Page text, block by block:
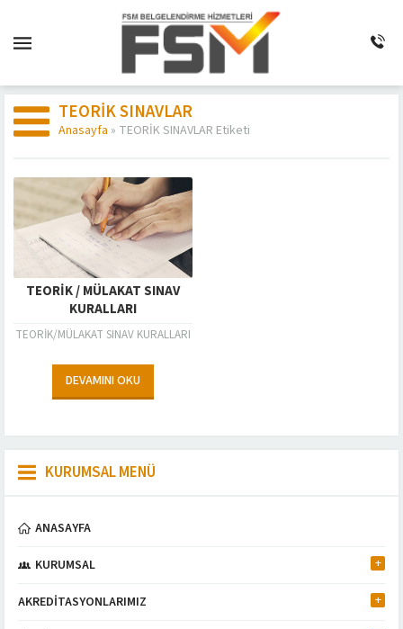
TEORİK SINAVLAR
Anasayfa » TEORİK SINAVLAR Etiketi
TEORİK / MÜLAKAT SINAV
KURALLARI
TEORİK/MÜLAKAT SINAV KURALLARI
DEVAMINI OKU
KURUMSAL MENÜ
ANASAYFA
KURUMSAL
AKREDİTASYONLARIMIZ